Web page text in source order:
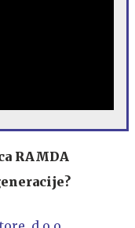
RAMDA